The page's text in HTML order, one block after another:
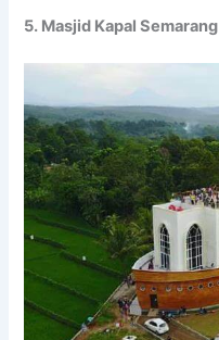
5. Masjid Kapal Semarang